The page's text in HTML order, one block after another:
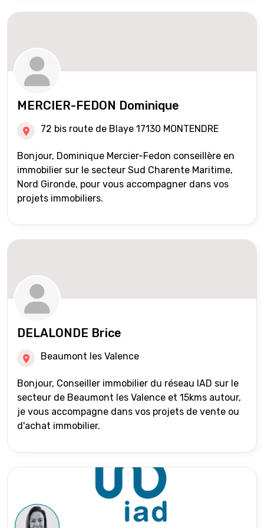
MERCIER-FEDON Dominique
72 bis route de Blaye 17130 MONTENDRE
Bonjour, Dominique Mercier-Fedon conseillère en
immobilier sur le secteur Sud Charente Maritime,
Nord Gironde, pour vous accompagner dans vos
projets immobiliers.
DELALONDE Brice
Beaumont les Valence
Bonjour, Conseiller immobilier du réseau IAD sur le
secteur de Beaumont les Valence et 15kms autour,
je vous accompagne dans vos projets de vente ou
d'achat immobilier.